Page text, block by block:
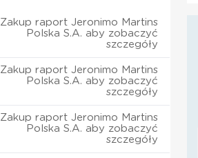
Zakup raport Jeronimo Martins
Polska S.A. aby zobaczyć
szczegóły
Zakup raport Jeronimo Martins
Polska S.A. aby zobaczyć
szczegóły
Zakup raport Jeronimo Martins
Polska S.A. aby zobaczyć
szczegóły